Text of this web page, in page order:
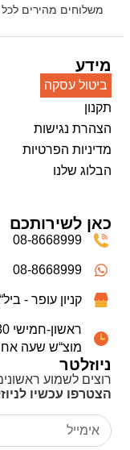
משלוחים מהירים לכל
ניוזלטר
רוצים לשמוע
הצטרפו עכשיו
מידע
ביטול עסקה
תקנון
הצהרת נגישות
מדיניות הפרטיות
הבלוג שלנו
כאן לשירותכם
08-8668999
08-8668999
קניון עופר - ביל“ו 2, רחובות
ראשון-חמישי 9:30-21:30 , שישי 9:30-15:00
מוצ“ש שעה אחרי